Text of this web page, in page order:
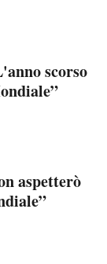
scorso
aspetterò